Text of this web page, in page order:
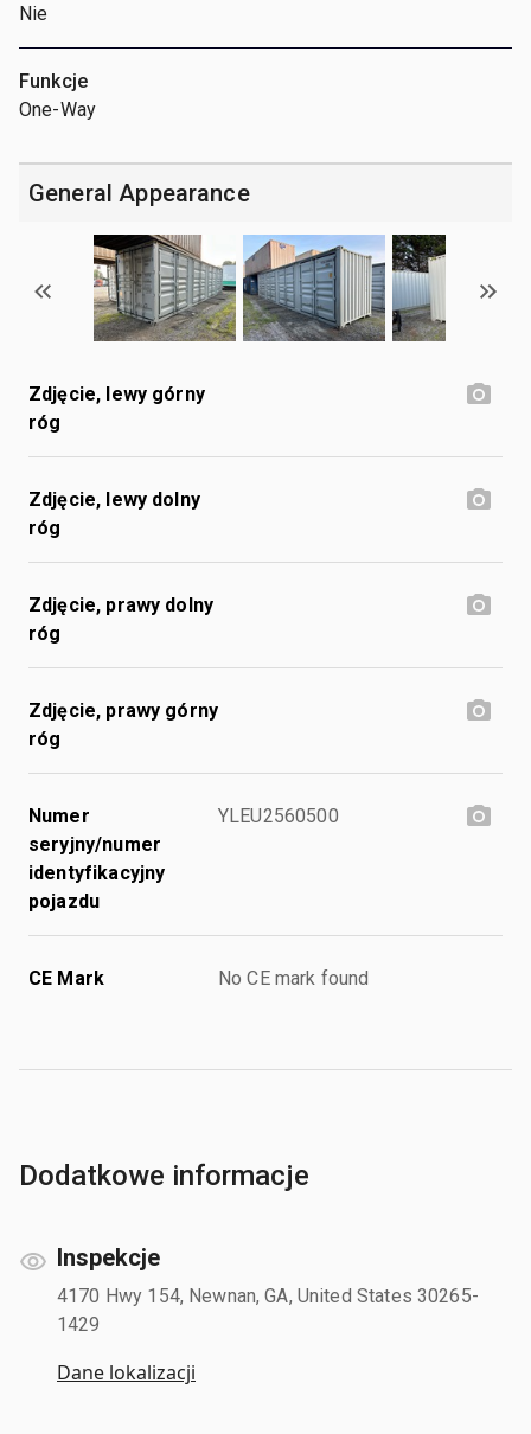
Nie
Funkcje
One-Way
General Appearance
Zdjęcie, lewy górny
róg
Zdjęcie, lewy dolny
róg
Zdjęcie, prawy dolny
róg
Zdjęcie, prawy górny
róg
Numer
seryjny/numer
identyfikacyjny
pojazdu
YLEU2560500
CE Mark No CE mark found
Dodatkowe informacje
Inspekcje
4170 Hwy 154, Newnan, GA, United States 30265-
1429
Dane lokalizacji